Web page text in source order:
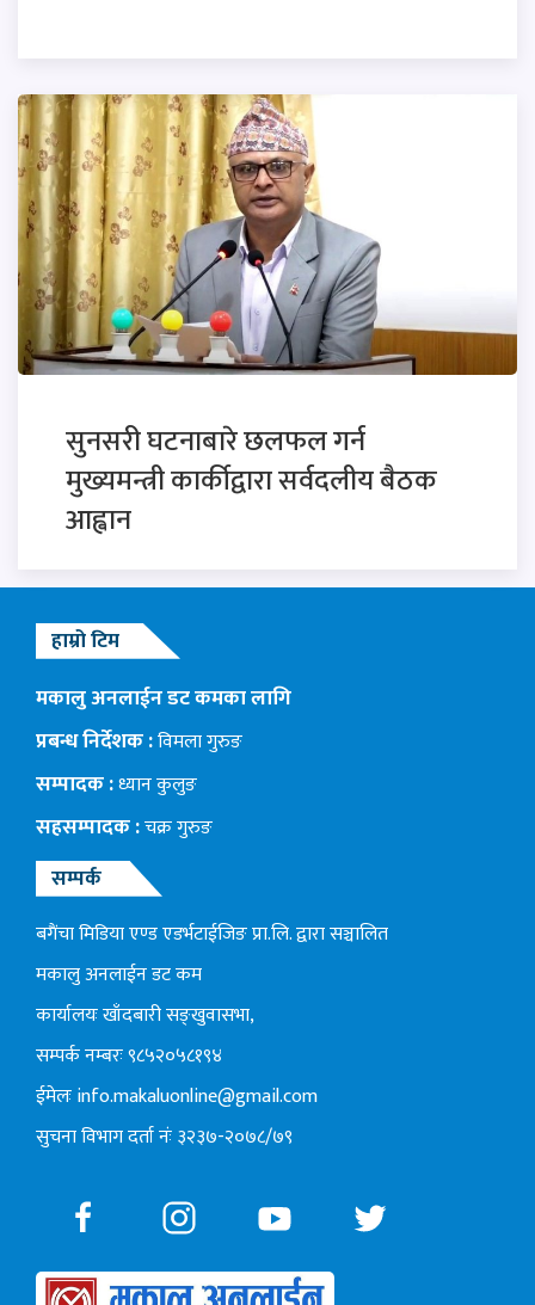
सुनसरी घटनाबारे छलफल गर्न
मुख्यमन्त्री कार्कीद्वारा सर्वदलीय बैठक
आह्वान
हाम्रो टिम
मकालु अनलाईन डट कमका लागि
प्रबन्ध निर्देशक :विमला गुरुङ
सम्पादक :ध्यान कुलुङ
सहसम्पादक :चक्र गुरुङ
सम्पर्क
बगैंचा मिडिया एण्ड एडर्भटाईजिङ प्रा.लि. द्वारा सञ्चालित
मकालु अनलाईन डट कम
कार्यालयः खाँदबारी सङ्खुवासभा,
सम्पर्क नम्बरः ९८५२०५८१९४
ईमेलःinfo.makaluonline@gmail.com
सुचना विभाग दर्ता नंः ३२३७-२०७८/७९